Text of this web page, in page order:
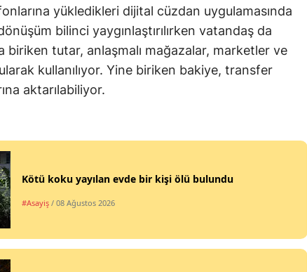
Kars
Kastamonu
Kayseri
Konya
Malatya
yükledikleri dijital cüzdan uygulamasında
bilinci yaygınlaştırılırken vatandaş da
biriken tutar, anlaşmalı mağazalar, marketler ve
kullanılıyor. Yine biriken bakiye, transfer
aktarılabiliyor.
Kötü koku yayılan evde bir kişi ölü bulundu
#Asayiş / 08 Ağustos 2026